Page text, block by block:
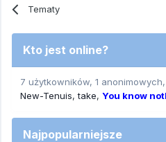
Tematy
Kto jest online?
7 użytkowników, 1
New-Tenuis take You know
Najpopularniejsze